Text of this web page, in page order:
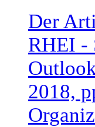
Der
RHEI -
2018,